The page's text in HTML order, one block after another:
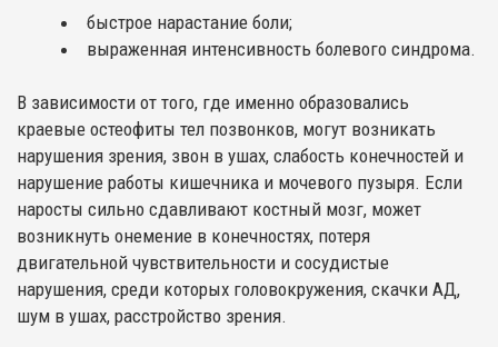
быстрое нарастание боли;
выраженная интенсивность болевого синдрома.
В зависимости от того, где именно образовались
краевые остеофиты тел позвонков, могут возникать
нарушения зрения, звон в ушах, слабость конечностей и
нарушение работы кишечника и мочевого пузыря. Если
наросты сильно сдавливают костный мозг, может
возникнуть онемение в конечностях, потеря
двигательной чувствительности и сосудистые
нарушения, среди которых головокружения, скачки АД,
шум в ушах, расстройство зрения.